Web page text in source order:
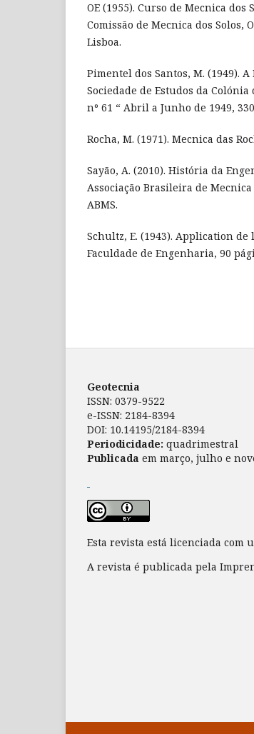
OE (1955). Curso de Mecnica
Comissão de Mecnica dos Solos,
Lisboa.
Pimentel dos Santos, M. (1949).
Sociedade de Estudos da
nº 61 “ Abril a Junho de 1949,
Rocha, M. (1971). Mecnica das
Sayão, A. (2010). História da
Associação Brasileira de
ABMS.
Schultz, E. (1943). Application
Faculdade de Engenharia, 90
Geotecnia
ISSN: 0379-9522
e-ISSN: 2184-8394
DOI: 10.14195/2184-8394
Periodicidade: quadrimestral
Publicada em março, julho e
Esta revista está licenciada com
A revista é publicada pela